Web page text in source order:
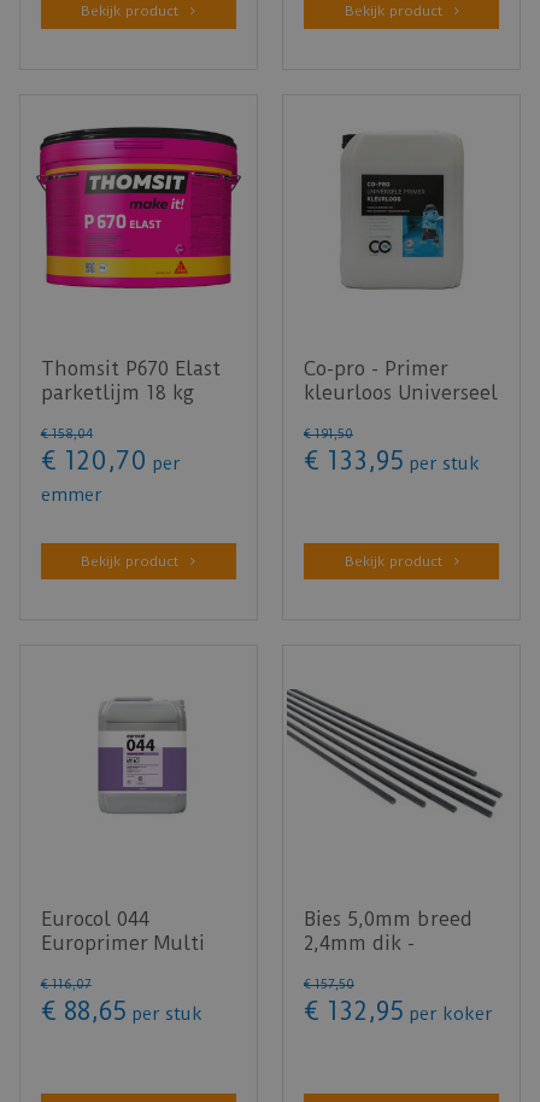
Bekijk product Bekijk product
Thomsit P670 Elast
parketlijm 18 kg
€ 158,04
€ 120 ,70 per
emmer
Bekijk product
Co-pro - Primer
kleurloos Universeel
€ 191,50
€ 133 ,95 per stuk
Bekijk product
Eurocol 044
Europrimer Multi
€ 116,07
€ 88,65 per stuk
Bies 5,0mm breed
2,4mm dik -
stuks)
€ 157,50
€ 132 ,95 per koker